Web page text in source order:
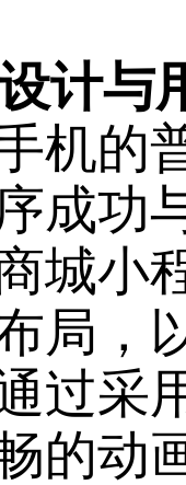
计与
机的
成功
城小
局，
过采
的动